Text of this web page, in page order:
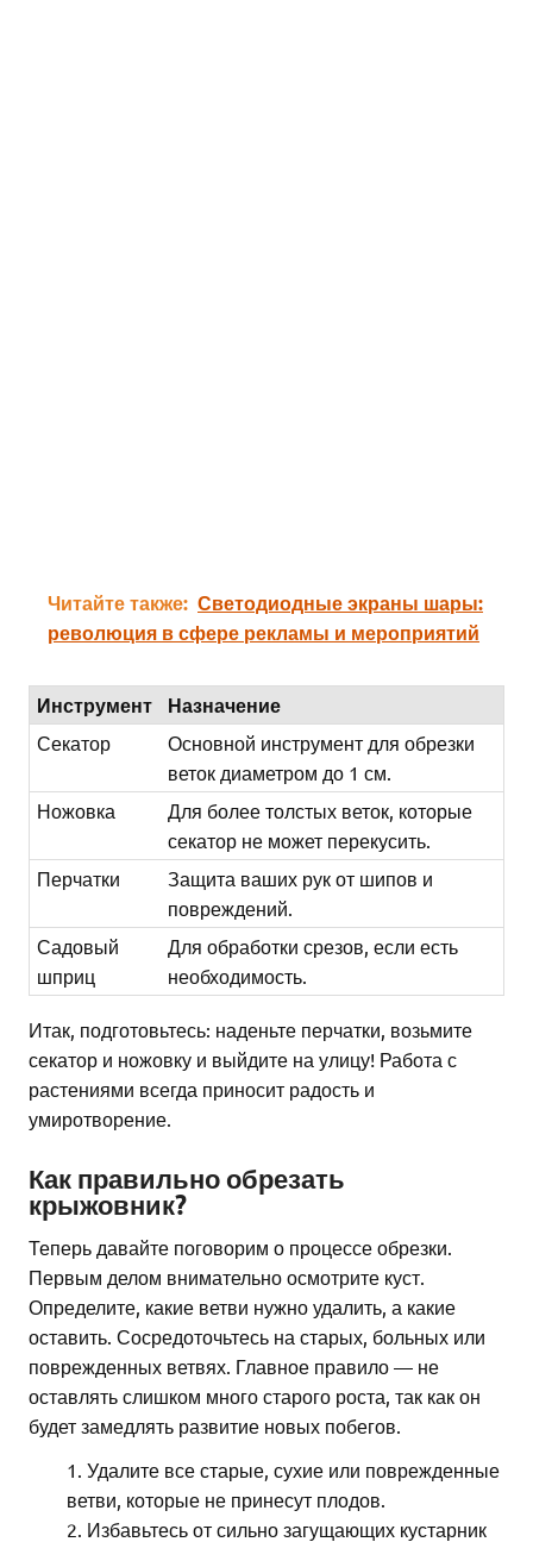
Читайте также: Светодиодные экраны шары:
революция в сфере рекламы и мероприятий
Инструмент Назначение
Секатор
Основной инструмент для обрезки
веток диаметром до 1 см.
Ножовка
Для более толстых веток, которые
секатор не может перекусить.
Перчатки
Защита ваших рук от шипов и
повреждений.
Садовый
шприц
Для обработки срезов, если есть
необходимость.
Итак, подготовьтесь: наденьте перчатки, возьмите
секатор и ножовку и выйдите на улицу! Работа с
растениями всегда приносит радость и
умиротворение.
Как правильно обрезать
крыжовник?
Теперь давайте поговорим о процессе обрезки.
Первым делом внимательно осмотрите куст.
Определите, какие ветви нужно удалить, а какие
оставить. Сосредоточьтесь на старых, больных или
поврежденных ветвях. Главное правило — не
оставлять слишком много старого роста, так как он
будет замедлять развитие новых побегов.
Удалите все старые, сухие или поврежденные
ветви, которые не принесут плодов.
Избавьтесь от сильно загущающих кустарник